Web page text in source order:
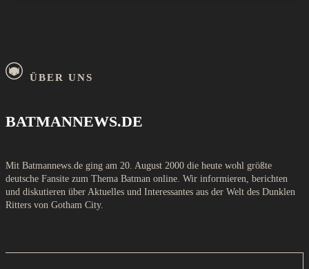
ÜBER UNS
BATMANNEWS.DE
Mit Batmannews.de ging am 20. August 2000 die heute wohl größte
deutsche Fansite zum Thema Batman online. Wir informieren, berichten
und diskutieren über Aktuelles und Interessantes aus der Welt des Dunklen
Ritters von Gotham City.